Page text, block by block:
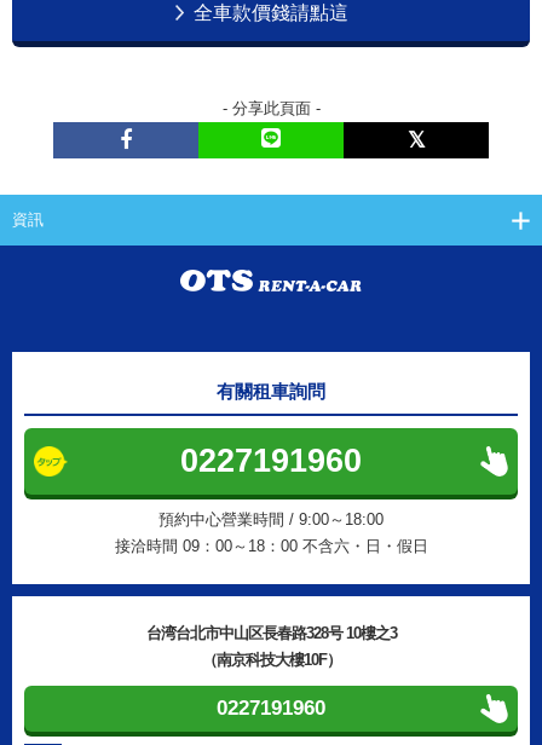
全車款價錢請點這
- 分享此頁面 -
資訊
有關租車詢問
0227191960
預約中心營業時間 / 9:00～18:00
接洽時間 09：00～18：00 不含六・日・假日
台湾台北市中山区長春路328号 10樓之3
（南京科技大樓10F）
0227191960